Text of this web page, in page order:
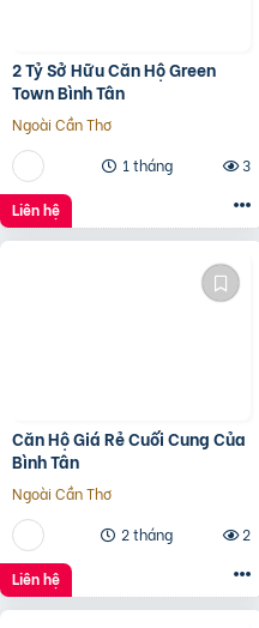
2 Tỷ Sở Hữu Căn Hộ Green
Town Bình Tân
Ngoài Cần Thơ
1 tháng
3
Liên hệ
Căn Hộ Giá Rẻ Cuối Cung Của
Bình Tân
Ngoài Cần Thơ
2 tháng
2
Liên hệ